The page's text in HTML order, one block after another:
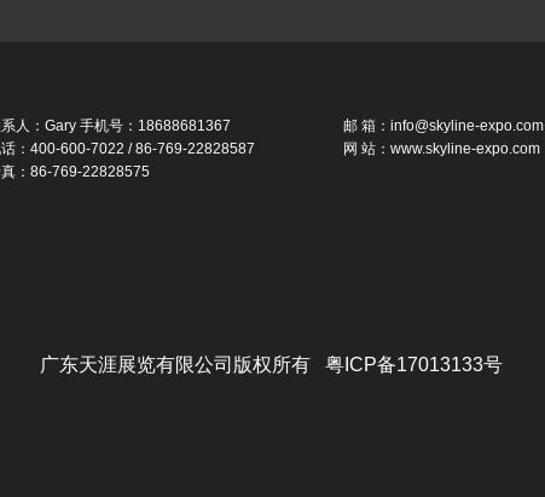
人：Gary 手机号：18688681367
：400-600-7022 / 86-769-22828587
：86-769-22828575
邮 箱：info@skyline-expo.com
网 站：www.skyline-expo.com
广东天涯展览有限公司版权所有 粤ICP备17013133号